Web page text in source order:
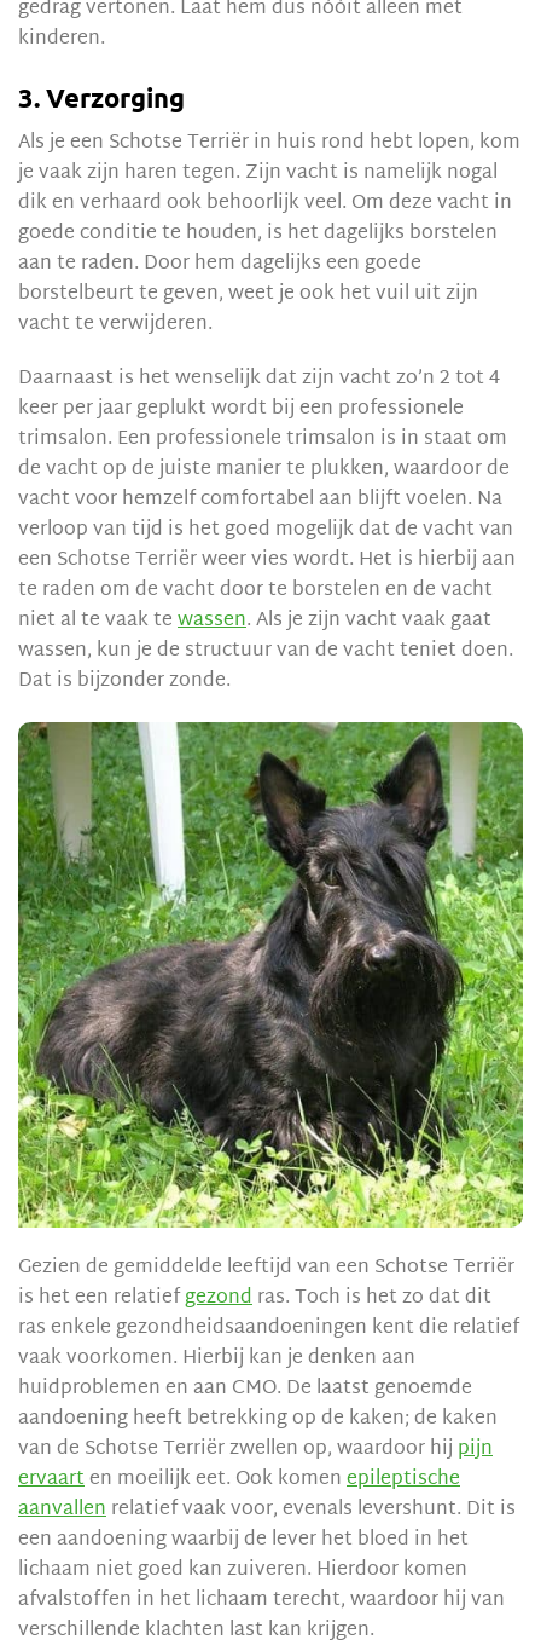
gedrag vertonen. Laat hem dus nóóit alleen met
kinderen.
3. Verzorging
Als je een Schotse Terriër in huis rond hebt lopen, kom
je vaak zijn haren tegen. Zijn vacht is namelijk nogal
dik en verhaard ook behoorlijk veel. Om deze vacht in
goede conditie te houden, is het dagelijks borstelen
aan te raden. Door hem dagelijks een goede
borstelbeurt te geven, weet je ook het vuil uit zijn
vacht te verwijderen.
Daarnaast is het wenselijk dat zijn vacht zo’n 2 tot 4
keer per jaar geplukt wordt bij een professionele
trimsalon. Een professionele trimsalon is in staat om
de vacht op de juiste manier te plukken, waardoor de
vacht voor hemzelf comfortabel aan blijft voelen. Na
verloop van tijd is het goed mogelijk dat de vacht van
een Schotse Terriër weer vies wordt. Het is hierbij aan
te raden om de vacht door te borstelen en de vacht
niet al te vaak tewassen. Als je zijn vacht vaak gaat
wassen, kun je de structuur van de vacht teniet doen.
Dat is bijzonder zonde.
Gezien de gemiddelde leeftijd van een Schotse Terriër
is het een relatiefgezondras. Toch is het zo dat dit
ras enkele gezondheidsaandoeningen kent die relatief
vaak voorkomen. Hierbij kan je denken aan
huidproblemen en aan CMO. De laatst genoemde
aandoening heeft betrekking op de kaken; de kaken
van de Schotse Terriër zwellen op, waardoor hij pijn
ervaarten moeilijk eet. Ook komenepileptische
aanvallenrelatief vaak voor, evenals levershunt. Dit is
een aandoening waarbij de lever het bloed in het
lichaam niet goed kan zuiveren. Hierdoor komen
afvalstoffen in het lichaam terecht, waardoor hij van
verschillende klachten last kan krijgen.